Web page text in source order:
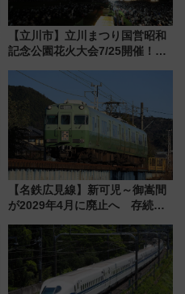
【立川市】立川まつり国営昭和
記念公園花火大会7/25開催！
混雑に要注意、その理由は
【名鉄広見線】新可児～御嵩間
が2029年4月に廃止へ 存続協